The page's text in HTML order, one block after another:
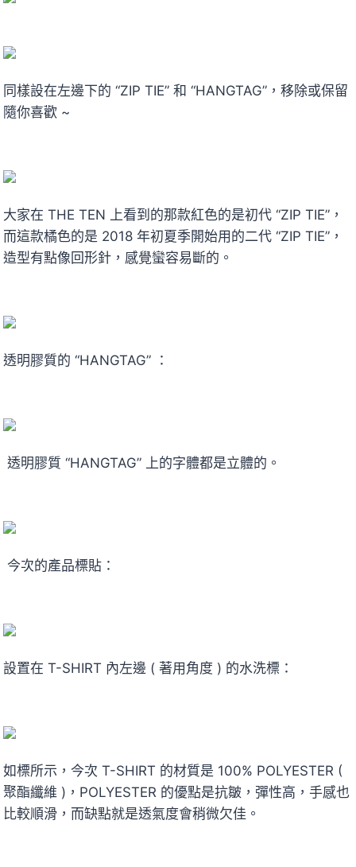
同樣設在左邊下的 “ZIP TIE” 和 “HANGTAG”，移除或保留
隨你喜歡 ~
大家在 THE TEN 上看到的那款紅色的是初代 “ZIP TIE”，
而這款橘色的是 2018 年初夏季開始用的二代 “ZIP TIE”，
造型有點像回形針，感覺蠻容易斷的。
透明膠質的 “HANGTAG” ：
透明膠質 “HANGTAG” 上的字體都是立體的。
今次的產品標貼：
設置在 T-SHIRT 內左邊 ( 著用角度 ) 的水洗標：
如標所示，今次 T-SHIRT 的材質是 100% POLYESTER (
聚酯纖維 )，POLYESTER 的優點是抗皺，彈性高，手感也
比較順滑，而缺點就是透氣度會稍微欠佳。